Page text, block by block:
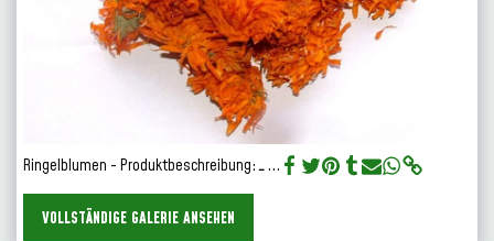
Ringelblumen - Produktbeschreibung: ـ ...
VOLLSTÄNDIGE GALERIE ANSEHEN